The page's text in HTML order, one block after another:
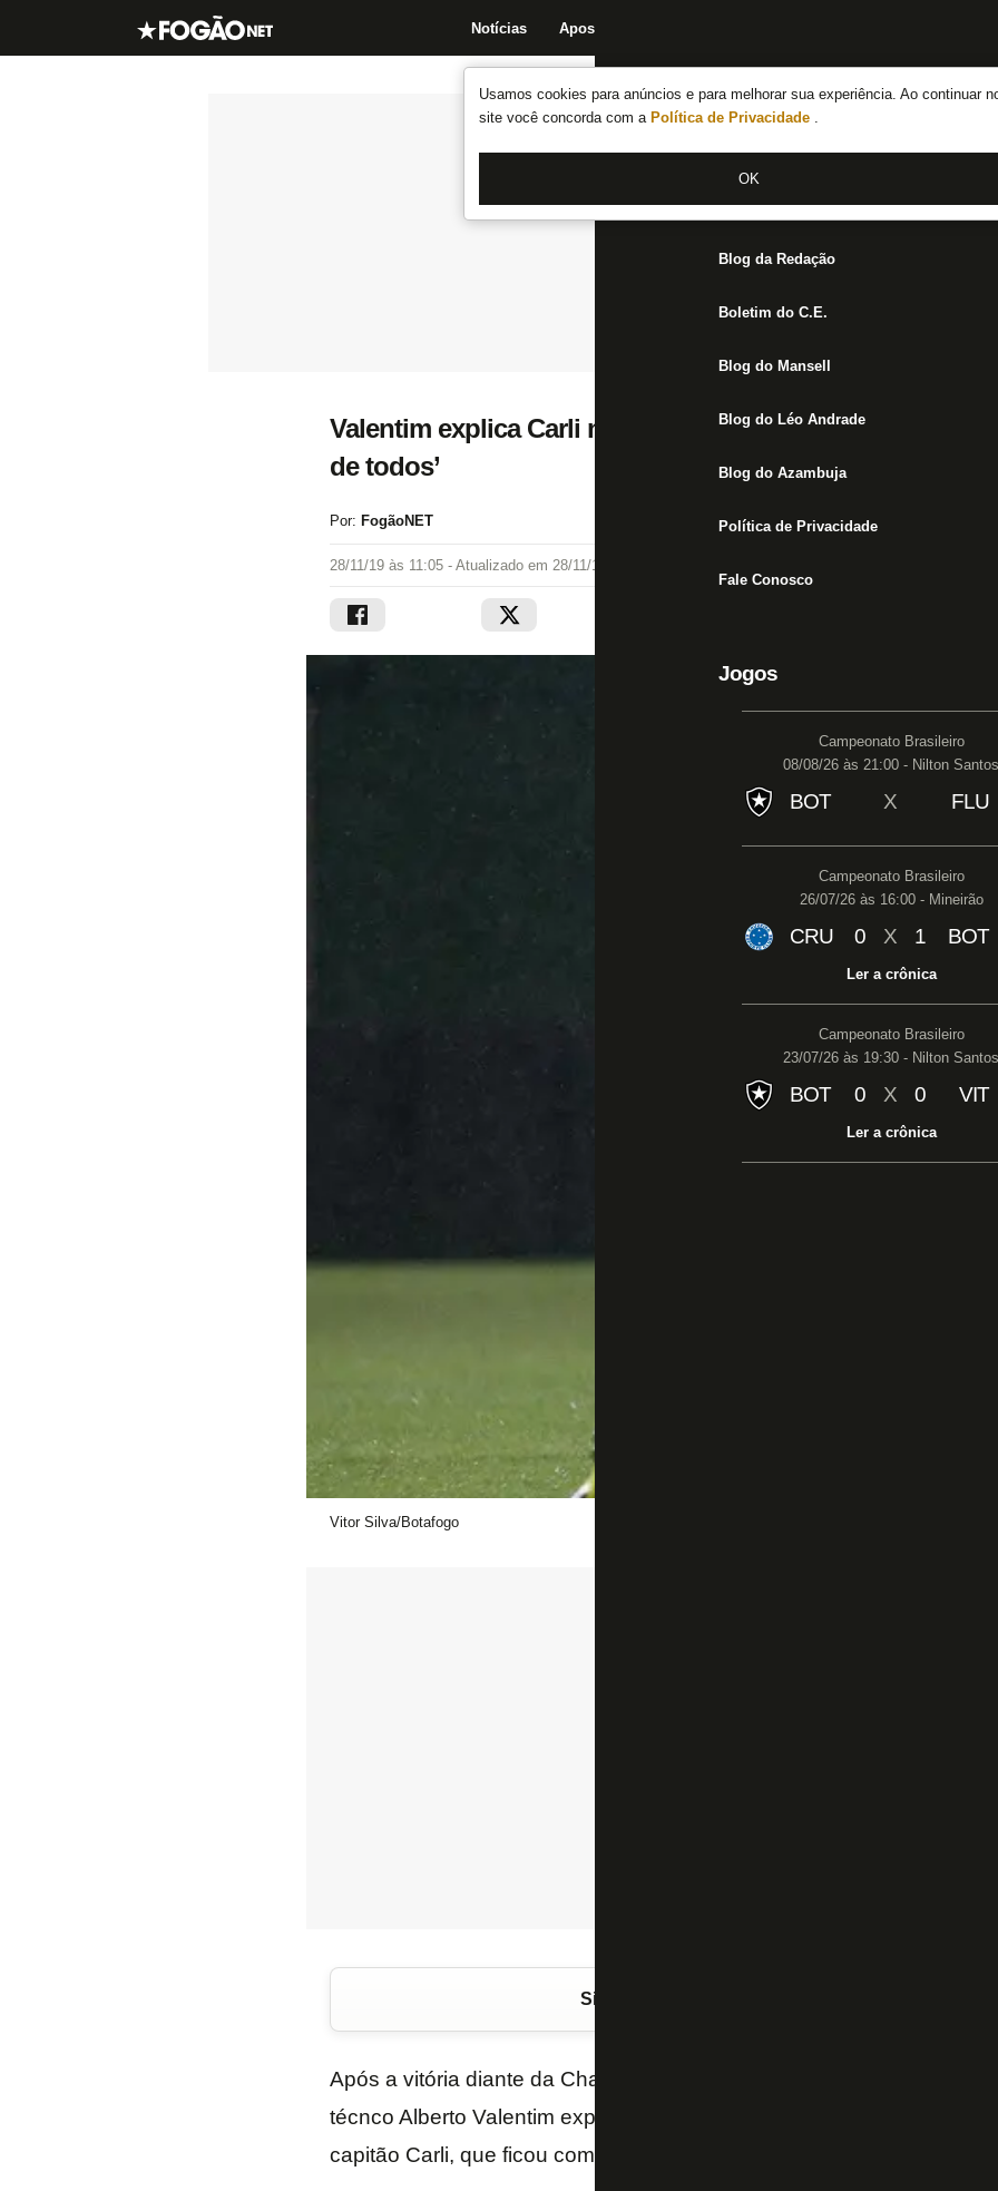
Usamos cookies para anúncios e para melhorar sua experiência. Ao continuar
site você concorda com a Política de Privacidade .
OK
Notícias Apostas
Notícias do Botafogo
Fórum
Jogos
Blog da Redação
Boletim do C.E.
Blog do Mansell
Blog do Léo Andrade
Blog do Azambuja
Política de Privacidade
Fale Conosco
Jogos
Campeonato Brasileiro
08/08/26 às 21:00 - Nilton Santos
BOT X FLU
Campeonato Brasileiro
26/07/26 às 16:00 - Mineirão
CRU 0 X 1 BOT
Ler a crônica
Campeonato Brasileiro
23/07/26 às 19:30 - Nilton Santos
BOT 0 X 0 VIT
Ler a crônica
Valentim explica Carli no banco e opção por Marcelo:
de todos’
Por: FogãoNET
28/11/19 às 11:05 - Atualizado em 28/11/19 às 16:06
Vitor Silva/Botafogo
Siga o FogãoNET
Após a vitória diante da Chapecoense por 1 a 0 nesta quarta-feira na
técnco Alberto Valentim explicou a opção por Marcelo Benevenuto
capitão Carli, que ficou como opção no banco de reservas do